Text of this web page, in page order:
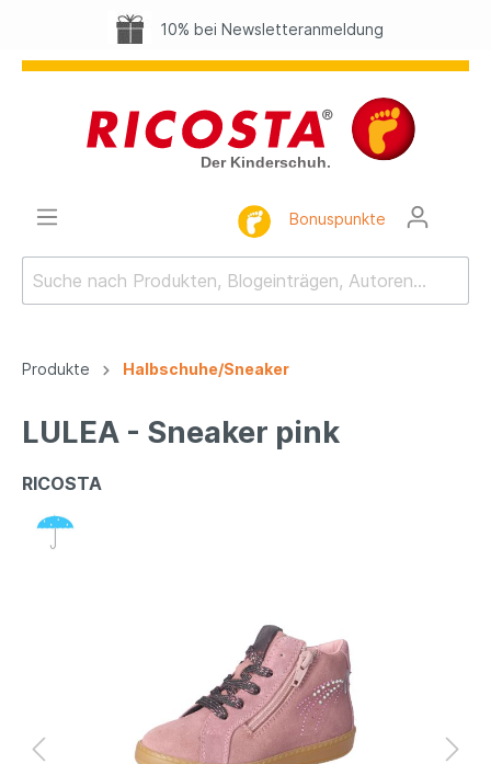
10% bei Newsletteranmeldung
Bonuspunkte
Produkte Halbschuhe/Sneaker
LULEA - Sneaker pink
RICOSTA